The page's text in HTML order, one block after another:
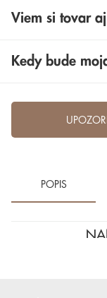
Viem si tovar
Kedy bude
POPIS